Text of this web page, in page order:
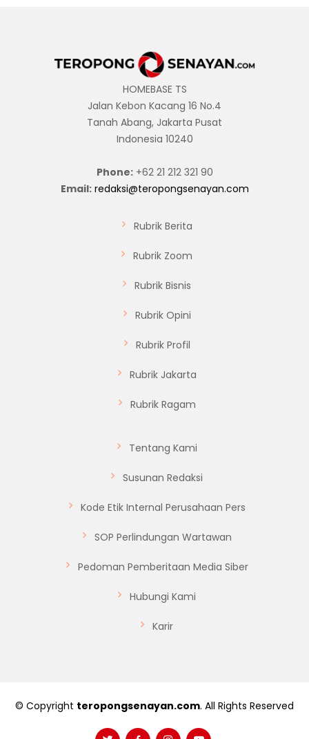
HOMEBASE TS
Jalan Kebon Kacang 16 No.4
Tanah Abang, Jakarta Pusat
Indonesia 10240
Phone:+62 21 212 321 90
Email: redaksi@teropongsenayan.com
Rubrik Berita
Rubrik Zoom
Rubrik Bisnis
Rubrik Opini
Rubrik Profil
Rubrik Jakarta
Rubrik Ragam
Tentang Kami
Susunan Redaksi
Kode Etik Internal Perusahaan Pers
SOP Perlindungan Wartawan
Pedoman Pemberitaan Media Siber
Hubungi Kami
Karir
© Copyright teropongsenayan.com. All Rights Reserved